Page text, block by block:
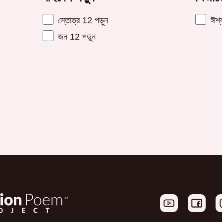
স্তোত্র 12 পড়ুন
জন 12 পড়ুন